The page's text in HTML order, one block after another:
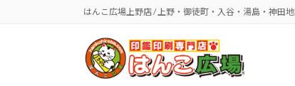
はんこ広場上野店 / 上野・御徒町・入谷・湯島・神田